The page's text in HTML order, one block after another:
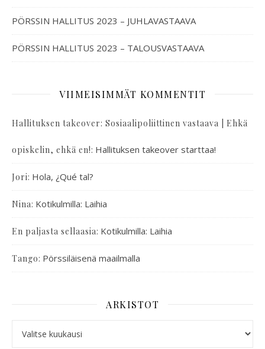
PÖRSSIN HALLITUS 2023 – JUHLAVASTAAVA
PÖRSSIN HALLITUS 2023 – TALOUSVASTAAVA
VIIMEISIMMÄT KOMMENTIT
Hallituksen takeover: Sosiaalipoliittinen vastaava | Ehkä
opiskelin, ehkä en!: Hallituksen takeover starttaa!
Jori: Hola, ¿Qué tal?
Nina: Kotikulmilla: Laihia
En paljasta sellaasia: Kotikulmilla: Laihia
Tango: Pörssiläisenä maailmalla
ARKISTOT